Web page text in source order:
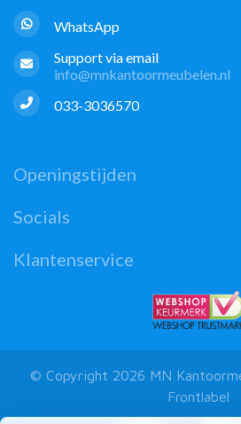
WhatsApp
Support via email
info@mnkantoormeubelen.nl
033-3036570
Openingstijden
Socials
Klantenservice
© Copyright 2026 MN
Frontlabel